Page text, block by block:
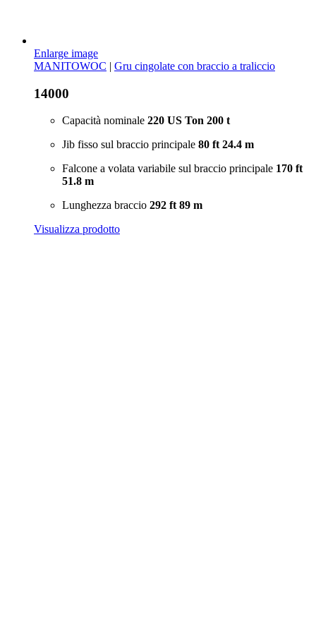
Enlarge image
MANITOWOC | Gru cingolate con braccio a traliccio
14000
Capacità nominale 220 US Ton 200 t
Jib fisso sul braccio principale 80 ft 24.4 m
Falcone a volata variabile sul braccio principale 170 ft
51.8 m
Lunghezza braccio 292 ft 89 m
Visualizza prodotto